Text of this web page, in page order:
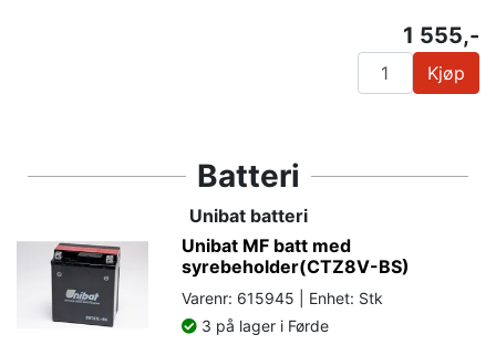
1 555,-
Kjøp
Batteri
Unibat batteri
Unibat MF batt med
syrebeholder(CTZ8V-BS)
Varenr: 615945 | Enhet: Stk
3 på lager i Førde